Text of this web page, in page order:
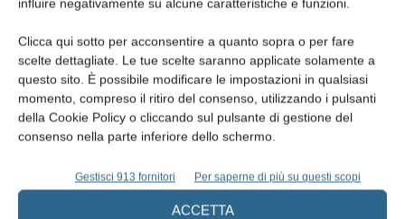
influire negativamente su alcune caratteristiche e funzioni.
Clicca qui sotto per acconsentire a quanto sopra o per fare
scelte dettagliate. Le tue scelte saranno applicate solamente a
questo sito. È possibile modificare le impostazioni in qualsiasi
momento, compreso il ritiro del consenso, utilizzando i pulsanti
della Cookie Policy o cliccando sul pulsante di gestione del
consenso nella parte inferiore dello schermo.
Gestisci 913 fornitori Per saperne di più su questi scopi
ACCETTA
procedure chirurgiche nella
rigenerazione dei tessuti
parodontali e perimplantari
sanità: un’opportunità per
distinguersi
ARTICOLI CORRELATI
ALTRI ARTICOLI DALLO STESSO AUTORE